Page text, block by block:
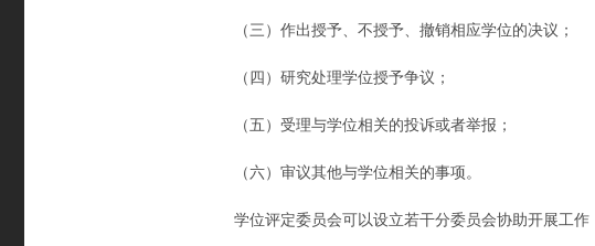
（三）作出授予、不授予、撤销相应学位的决议；
（四）研究处理学位授予争议；
（五）受理与学位相关的投诉或者举报；
（六）审议其他与学位相关的事项。
学位评定委员会可以设立若干分委员会协助开展工作